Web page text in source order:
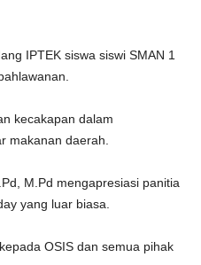
IPTEK siswa siswi SMAN 1
kecakapan dalam
makanan daerah.
M.Pd mengapresiasi panitia
yang luar biasa.
OSIS dan semua pihak